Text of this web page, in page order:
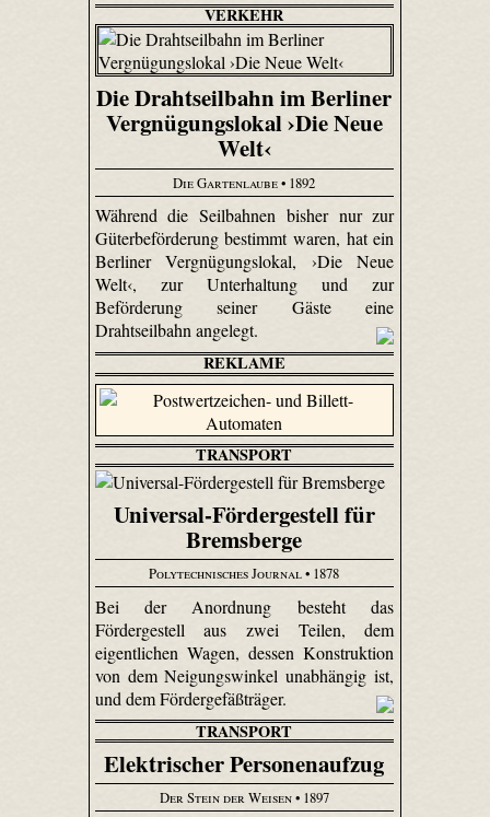
VERKEHR
Die Drahtseilbahn im Berliner
Vergnügungslokal ›Die Neue
Welt‹
Die Gartenlaube• 1892
Während die Seilbahnen bisher nur zur
Güterbeförderung bestimmt waren, hat ein
Berliner Vergnügungslokal, ›Die Neue
Welt‹, zur Unterhaltung und zur
Beförderung seiner Gäste eine
Drahtseilbahn angelegt.
REKLAME
TRANSPORT
Universal-Fördergestell für
Bremsberge
Polytechnisches Journal• 1878
Bei der Anordnung besteht das
Fördergestell aus zwei Teilen, dem
eigentlichen Wagen, dessen Konstruktion
von dem Neigungswinkel unabhängig ist,
und dem Fördergefäßträger.
TRANSPORT
Elektrischer Personenaufzug
Der Stein der Weisen• 1897